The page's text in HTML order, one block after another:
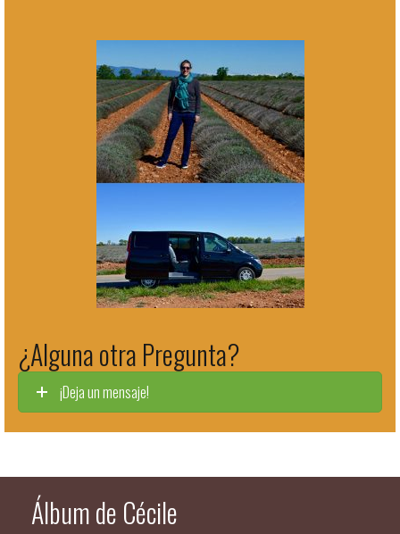
¿Alguna otra Pregunta?
¡Deja un mensaje!
Álbum de Cécile